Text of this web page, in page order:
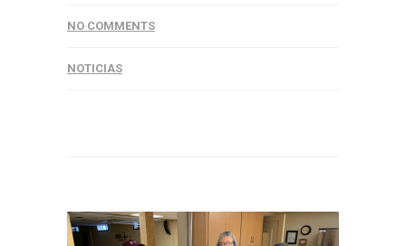
NO COMMENTS
NOTICIAS